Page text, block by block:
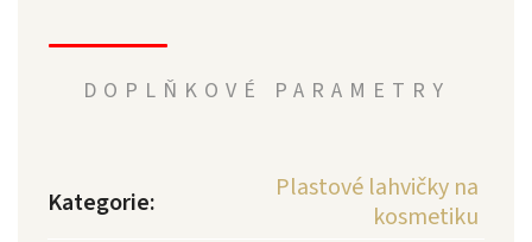
DOPLŇKOVÉ PARAMETRY
Kategorie:
Plastové lahvičky na
kosmetiku